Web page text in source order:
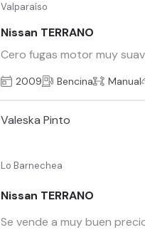
Valparaíso
Nissan TERRANO
Cero fugas motor muy
2009 Bencina Manual
Valeska Pinto
Lo Barnechea
Nissan TERRANO
Se vende a muy buen